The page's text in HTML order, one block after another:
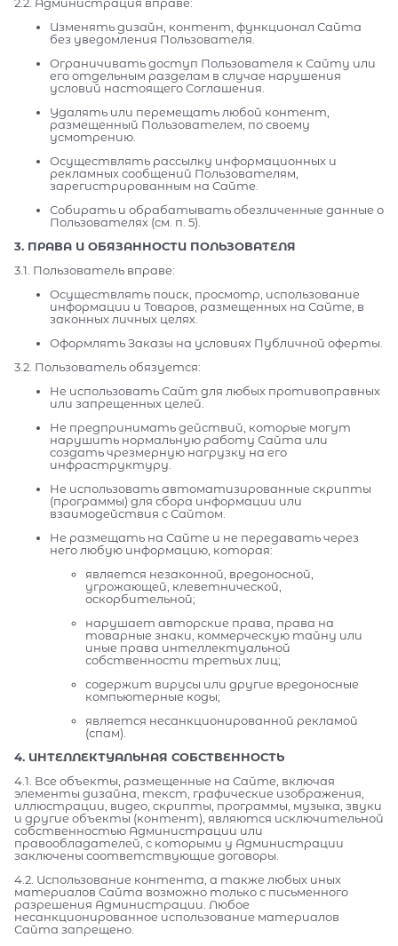
Изменять дизайн, контент, функционал Сайта
без уведомления Пользователя.
Ограничивать доступ Пользователя к Сайту или
его отдельным разделам в случае нарушения
условий настоящего Соглашения.
Удалять или перемещать любой контент,
размещенный Пользователем, по своему
усмотрению.
Осуществлять рассылку информационных и
рекламных сообщений Пользователям,
зарегистрированным на Сайте.
Собирать и обрабатывать обезличенные данные о
Пользователях (см. п. 5).
3. ПРАВА И ОБЯЗАННОСТИ ПОЛЬЗОВАТЕЛЯ
3.1. Пользователь вправе:
Осуществлять поиск, просмотр, использование
информации и Товаров, размещенных на Сайте, в
законных личных целях.
Оформлять Заказы на условиях Публичной оферты.
3.2. Пользователь обязуется:
Не использовать Сайт для любых противоправных
или запрещенных целей.
Не предпринимать действий, которые могут
нарушить нормальную работу Сайта или
создать чрезмерную нагрузку на его
инфраструктуру.
Не использовать автоматизированные скрипты
(программы) для сбора информации или
взаимодействия с Сайтом.
Не размещать на Сайте и не передавать через
него любую информацию, которая:
является незаконной, вредоносной,
угрожающей, клеветнической,
оскорбительной;
нарушает авторские права, права на
товарные знаки, коммерческую тайну или
иные права интеллектуальной
собственности третьих лиц;
содержит вирусы или другие вредоносные
компьютерные коды;
является несанкционированной рекламой
(спам).
4. ИНТЕЛЛЕКТУАЛЬНАЯ СОБСТВЕННОСТЬ
4.1. Все объекты, размещенные на Сайте, включая
элементы дизайна, текст, графические изображения,
иллюстрации, видео, скрипты, программы, музыка, звуки
и другие объекты (контент), являются исключительной
собственностью Администрации или
правообладателей, с которыми у Администрации
заключены соответствующие договоры.
4.2. Использование контента, а также любых иных
материалов Сайта возможно только с письменного
разрешения Администрации. Любое
несанкционированное использование материалов
Сайта запрещено.